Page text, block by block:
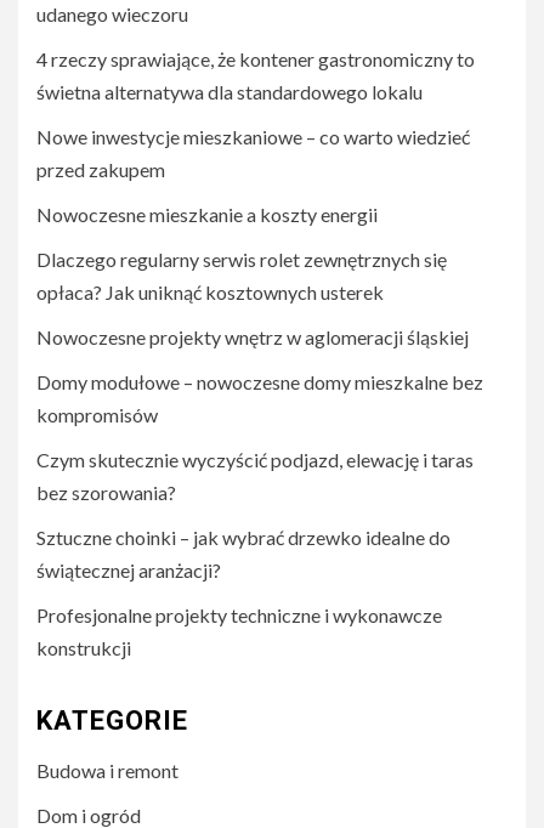
udanego wieczoru
4 rzeczy sprawiające, że kontener gastronomiczny to
świetna alternatywa dla standardowego lokalu
Nowe inwestycje mieszkaniowe – co warto wiedzieć
przed zakupem
Nowoczesne mieszkanie a koszty energii
Dlaczego regularny serwis rolet zewnętrznych się
opłaca? Jak uniknąć kosztownych usterek
Nowoczesne projekty wnętrz w aglomeracji śląskiej
Domy modułowe – nowoczesne domy mieszkalne bez
kompromisów
Czym skutecznie wyczyścić podjazd, elewację i taras
bez szorowania?
Sztuczne choinki – jak wybrać drzewko idealne do
świątecznej aranżacji?
Profesjonalne projekty techniczne i wykonawcze
konstrukcji
KATEGORIE
Budowa i remont
Dom i ogród